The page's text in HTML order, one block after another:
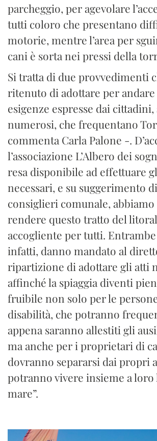
parcheggio, per agevolare
tutti coloro che presentano
motorie, mentre l’area per
cani è sorta nei pressi della
Si tratta di due provvedimenti
ritenuto di adottare per
esigenze espresse dai
numerosi, che frequentano
commenta Carla Palone -.
l’associazione L’Albero dei
resa disponibile ad effettuare
necessari, e su suggerimento
consiglieri comunale, abbiamo
rendere questo tratto del
accogliente per tutti.
infatti, danno mandato al
ripartizione di adottare gli atti
affinché la spiaggia diventi
fruibile non solo per le
disabilità, che potranno
appena saranno allestiti gli
ma anche per i proprietari di
dovranno separarsi dai propri
potranno vivere insieme a
mare”.